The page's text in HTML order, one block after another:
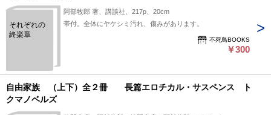
それぞれの
終楽章
阿部牧郎 著、講談社、217p、20cm
帯付。全体にヤケシミ汚れ、傷みがあります。
不死鳥BOOKS
￥300
自由家族 （上下）全２冊 長篇エロチカル・サスペンス ト
クマノベルズ